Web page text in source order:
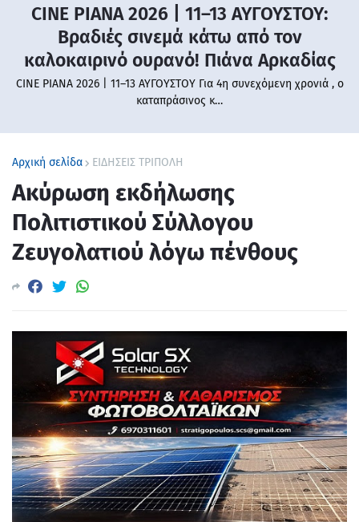
CINE PIANA 2026 | 11–13 ΑΥΓΟΥΣΤΟΥ:
Βραδιές σινεμά κάτω από τον
καλοκαιρινό ουρανό! Πιάνα Αρκαδίας
CINE PIANA 2026 | 11–13 ΑΥΓΟΥΣΤΟΥ Για 4η συνεχόμενη χρονιά , ο
καταπράσινος κ…
Αρχική σελίδα ΕΙΔΗΣΕΙΣ ΤΡΙΠΟΛΗ
Ακύρωση εκδήλωσης
Πολιτιστικού Σύλλογου
Ζευγολατιού λόγω πένθους